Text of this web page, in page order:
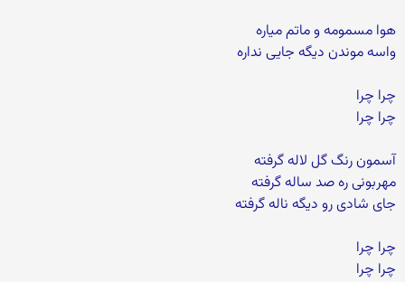
هوا مسمومه و ماتم میاره
واسه موندن دیگه جایی نداره
چرا چرا
چرا چرا
آسمون رنگ گل لاله گرفته
مهربونی ره صد ساله گرفته
جای شادی رو دیگه ناله گرفته
چرا چرا
چرا چرا